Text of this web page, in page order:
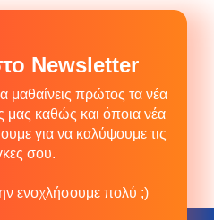
Newsletter
μαθαίνεις πρώτος τα νέα
μας καθώς και όποια νέα
για να καλύψουμε τις
σου.
ενοχλήσουμε πολύ ;)